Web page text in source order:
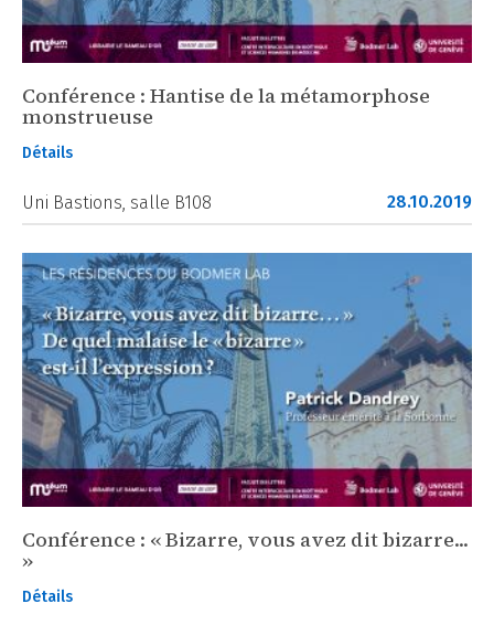
Conférence : Hantise de la métamorphose
monstrueuse
Détails
Uni Bastions, salle B108 28.10.2019
Conférence : « Bizarre, vous avez dit bizarre...
»
Détails